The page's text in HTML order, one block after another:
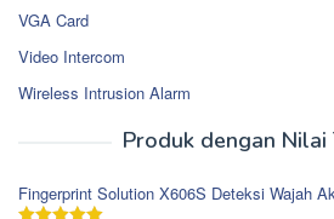
VGA Card
Video Intercom
Wireless Intrusion Alarm
Produk dengan
Fingerprint Solution X606S Deteksi Wajah